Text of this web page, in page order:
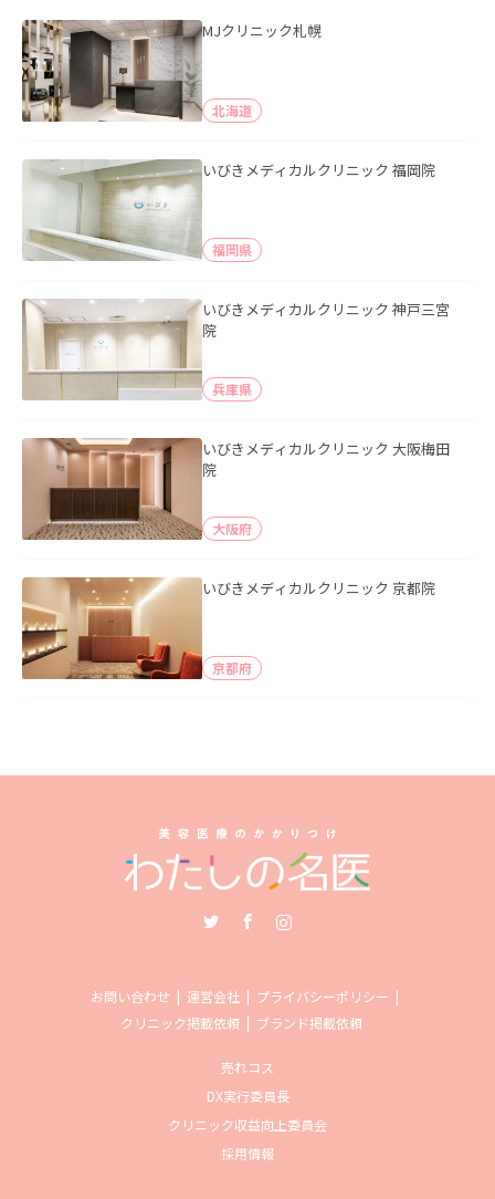
MJクリニック札幌
北海道
いびきメディカルクリニック 福岡院
福岡県
いびきメディカルクリニック 神戸三宮
院
兵庫県
いびきメディカルクリニック 大阪梅田
院
大阪府
いびきメディカルクリニック 京都院
京都府
お問い合わせ 運営会社
プライバシーポリシー
クリニック掲載依頼
ブランド掲載依頼
売れコス
DX実行委員長
クリニック収益向上委員会
採用情報